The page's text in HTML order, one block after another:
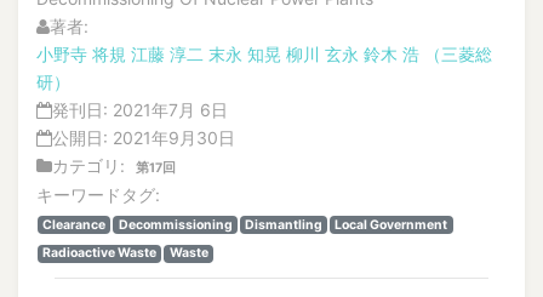
著者:
小野寺 将規 江藤 淳二 末永 知晃 柳川 玄永 鈴木 浩
（三菱総
研）
発刊日: 2021年7月 6日
公開日: 2021年9月30日
カテゴリ:
第17回
キーワードタグ:
Clearance Decommissioning Dismantling
Local Government
Radioactive Waste
Waste